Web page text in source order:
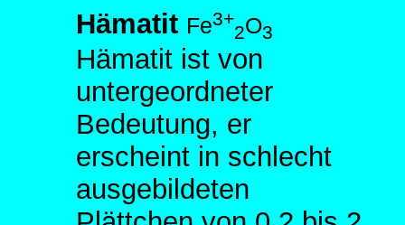
Hämatit Fe3+
2O3
Hämatit ist von
untergeordneter
Bedeutung, er
erscheint in schlecht
ausgebildeten